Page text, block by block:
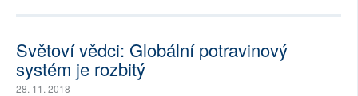
Světoví vědci: Globální potravinový
systém je rozbitý
28. 11. 2018